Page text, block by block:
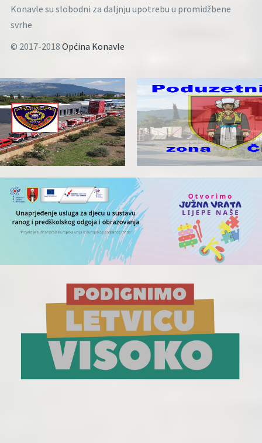
Konavle su slobodni za daljnju upotrebu u promidžbene
svrhe
© 2017-2018 Općina Konavle